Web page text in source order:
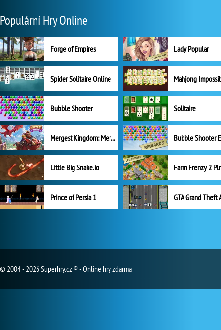
Populární Hry Online
Forge of Empires Lady Popular
Spider Solitaire Online Mahjong
Bubble Shooter Solitaire
Mergest Kingdom: Merge Puzzle
Little Big Snake.io
Prince of Persia 1 GTA Grand Theft
© 2004 - 2026 Superhry.cz ® - Online hry zdarma